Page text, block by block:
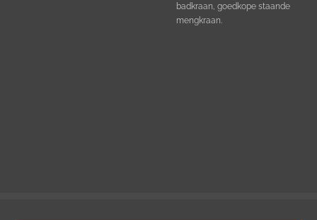
badkraan, goedkope staande
mengkraan.